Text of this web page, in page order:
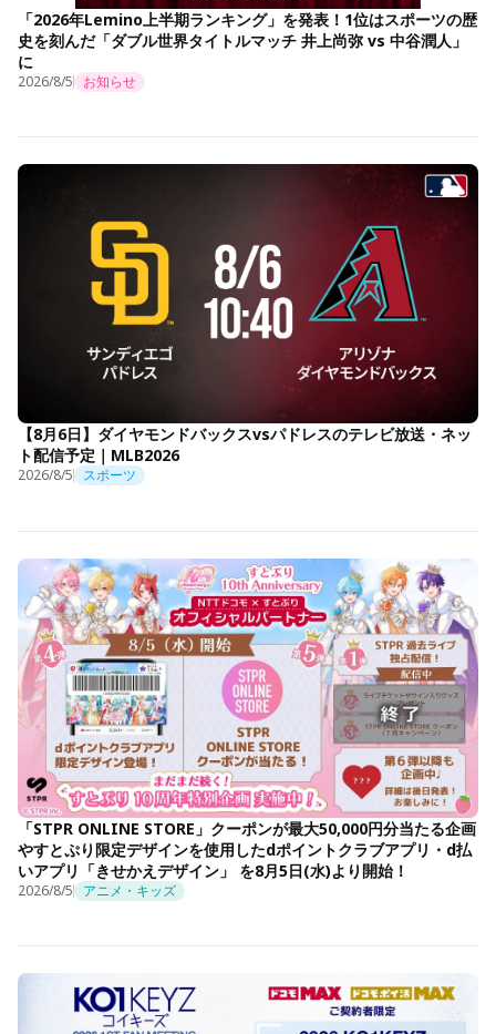
「2026年Lemino上半期ランキング」を発表！1位はスポーツの歴
史を刻んだ「ダブル世界タイトルマッチ 井上尚弥 vs 中谷潤人」
に
2026/8/5 お知らせ
【8月6日】ダイヤモンドバックスvsパドレスのテレビ放送・ネッ
ト配信予定｜MLB2026
2026/8/5 スポーツ
「STPR ONLINE STORE」クーポンが最大50,000円分当たる企画
やすとぷり限定デザインを使用したdポイントクラブアプリ・d払
いアプリ「きせかえデザイン」 を8月5日(水)より開始！
2026/8/5 アニメ・キッズ